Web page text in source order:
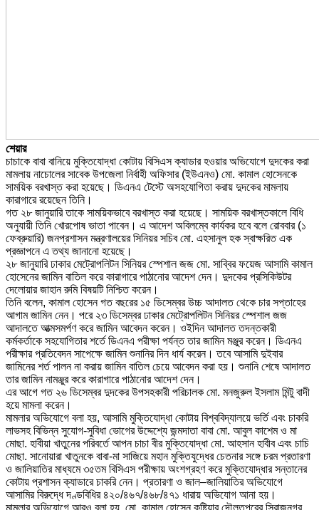
শেয়ার
চাচাকে বাবা বানিয়ে মুক্তিযোদ্ধা কোটায় বিসিএস ক্যাডার হওয়ার অভিযোগে দুদকের করা
মামলায় নাচোলের সাবেক উপজেলা নির্বাহী অফিসার (ইউএনও) মো. কামাল হোসেনকে
সাময়িক বরখাস্ত করা হয়েছে। ডিএনএ টেস্টে অসহযোগিতা করায় দুদকের মামলায়
কারাগারে রয়েছেন তিনি।
গত ২৮ জানুয়ারি তাকে সাময়িকভাবে বরখাস্ত করা হয়েছে। সাময়িক বরখাস্তকালে বিধি
অনুযায়ী তিনি খোরপোষ ভাতা পাবেন। এ আদেশ অবিলম্বে কার্যকর হবে বলে রোববার (১
ফেব্রুয়ারি) জনপ্রশাসন মন্ত্রণালয়ের সিনিয়র সচিব মো. এহসানুল হক স্বাক্ষরিত এক
প্রজ্ঞাপনে এ তথ্য জানানো হয়েছে।
২৮ জানুয়ারি ঢাকার মেট্রোপলিটন সিনিয়র স্পেশাল জজ মো. সাব্বির ফয়েজ আসামি কামাল
হোসেনের জামিন বাতিল করে কারাগারে পাঠানোর আদেশ দেন। দুদকের প্রসিকিউটর
দেলোয়ার জাহান রুমি বিষয়টি নিশ্চিত করেন।
তিনি বলেন, কামাল হোসেন গত বছরের ১৫ ডিসেম্বর উচ্চ আদালত থেকে চার সপ্তাহের
আগাম জামিন নেন। পরে ২৩ ডিসেম্বর ঢাকার মেট্রোপলিটন সিনিয়র স্পেশাল জজ
আদালতে আত্মসমর্পণ করে জামিন আবেদন করেন। ওইদিন আদালত তদন্তকারী
কর্মকর্তাকে সহযোগিতার শর্তে ডিএনএ পরীক্ষা পর্যন্ত তার জামিন মঞ্জুর করেন। ডিএনএ
পরীক্ষার প্রতিবেদন সাপেক্ষে জামিন শুনানির দিন ধার্য করেন। তবে আসামি দুইবার
জামিনের শর্ত পালন না করায় জামিন বাতিল চেয়ে আবেদন করা হয়। শুনানি শেষে আদালত
তার জামিন নামঞ্জুর করে কারাগারে পাঠানোর আদেশ দেন।
এর আগে গত ২৬ ডিসেম্বর দুদকের উপসহকারী পরিচালক মো. মনজুরুল ইসলাম মিন্টু বাদী
হয়ে মামলা করেন।
মামলার অভিযোগে বলা হয়, আসামি মুক্তিযোদ্ধা কোটায় বিশ্ববিদ্যালয়ে ভর্তি এবং চাকরি
লাভসহ বিভিন্ন সুযোগ-সুবিধা ভোগের উদ্দেশ্যে জন্মদাতা বাবা মো. আবুল কাশেম ও মা
মোছা. হাবীয়া খাতুনের পরিবর্তে আপন চাচা বীর মুক্তিযোদ্ধা মো. আহসান হাবীব এবং চাচি
মোছা. সানোয়ারা খাতুনকে বাবা-মা সাজিয়ে মহান মুক্তিযুদ্ধের চেতনার সঙ্গে চরম প্রতারণা
ও জালিয়াতির মাধ্যমে ৩৫তম বিসিএস পরীক্ষায় অংশগ্রহণ করে মুক্তিযোদ্ধার সন্তানের
কোটায় প্রশাসন ক্যাডারে চাকরি নেন। প্রতারণা ও জাল–জালিয়াতির অভিযোগে
আসামির বিরুদ্ধে দণ্ডবিধির ৪২০/৪৬৭/৪৬৮/৪৭১ ধারায় অভিযোগ আনা হয়।
মামলার অভিযোগে আরও বলা হয়, মো. কামাল হোসেন কুষ্টিয়ার দৌলতপুরের সিরাজনগর